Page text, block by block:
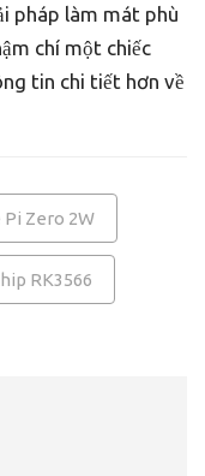
pháp làm mát phù
chí một chiếc
tin chi tiết hơn về
Pi Zero 2W
RK3566